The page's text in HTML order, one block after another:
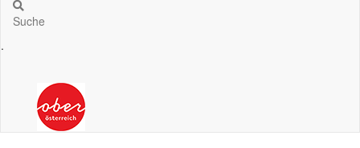
Suche
.